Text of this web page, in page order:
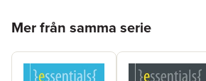
Mer från samma serie